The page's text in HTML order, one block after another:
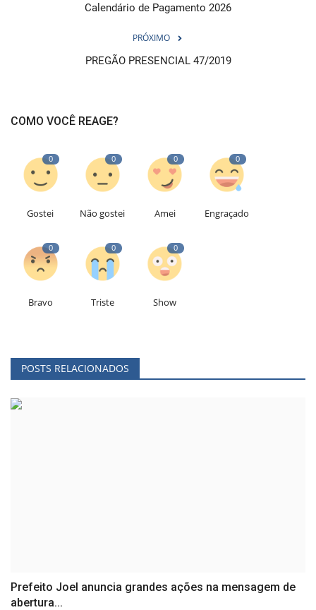
Calendário de Pagamento 2026
PRÓXIMO
PREGÃO PRESENCIAL 47/2019
COMO VOCÊ REAGE?
0
Gostei
0
Não gostei
0
Amei
0
Engraçado
0
Bravo
0
Triste
0
Show
POSTS RELACIONADOS
Prefeito Joel anuncia grandes ações na mensagem de
abertura...